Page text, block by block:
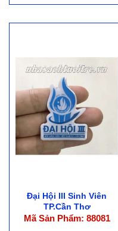
Đại Hội III Sinh Viên
TP.Cần Thơ
Mã Sản Phẩm: 88081